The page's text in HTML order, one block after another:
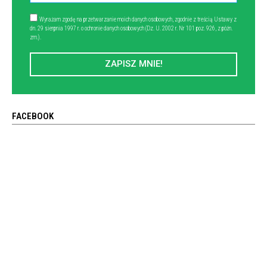
Wyrażam zgodę na przetwarzanie moich danych osobowych, zgodnie z treścią Ustawy z
dn. 29 sierpnia 1997 r. o ochronie danych osobowych (Dz. U. 2002 r. Nr 101 poz. 926, z późn.
zm.).
ZAPISZ MNIE!
FACEBOOK